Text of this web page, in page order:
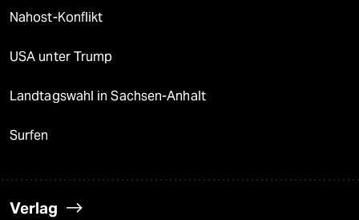
Nahost-Konflikt
USA unter Trump
Landtagswahl in Sachsen-Anhalt
Surfen
Verlag